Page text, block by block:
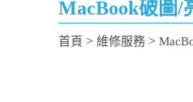
MacBook破圖/
首頁 > 維修服務 >